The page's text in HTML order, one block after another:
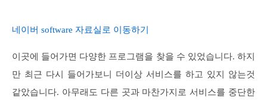
네이버 software 자료실로 이동하기
이곳에 들어가면 다양한 프로그램을 찾을 수 있었습니다. 하지
만 최근 다시 들어가보니 더이상 서비스를 하고 있지 않는것
같았습니다. 아무래도 다른 곳과 마찬가지로 서비스를 중단한